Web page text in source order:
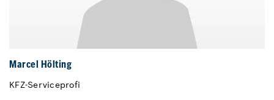
Marcel Hölting
KFZ-Serviceprofi